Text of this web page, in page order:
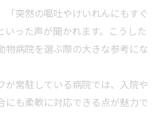
「突然の嘔吐やけいれんにもすぐ
いった声が聞かれます。こうした
物病院を選ぶ際の大きな参考にな
が常駐している病院では、入院や
にも柔軟に対応できる点が魅力で